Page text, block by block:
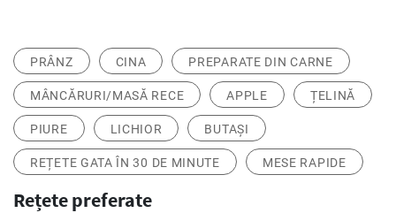
PRÂNZ CINA PREPARATE DIN CARNE
MÂNCĂRURI/MASĂ RECE APPLE ȚELINĂ
PIURE LICHIOR BUTAȘI
REȚETE GATA ÎN 30 DE MINUTE MESE RAPIDE
Rețete preferate